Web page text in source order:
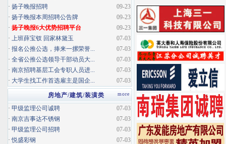
09-23
· 扬子晚报招聘
09-23
· 扬子晚报本周招聘公告牌
09-23
· 扬子晚报6大优势招聘平台
07-03
· 上班薛宝钗 回家林黛玉
07-03
· 报名公推公选，捧来一摞荣誉...
07-03
· 全省公推公选领导干部动员大...
07-03
· 南京招聘基层工会专职人员进...
07-03
· 大学生找工作首选雇主是国企...
more
房地产/建筑/装潢类
07-03
· 甲级监理公司诚聘
07-03
· 南京吉事达不锈钢
07-03
· 甲级监理公司招聘
07-03
·悦盛彩钢